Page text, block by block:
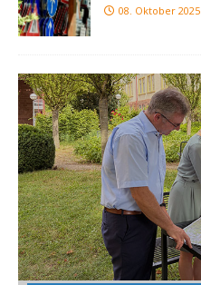
08. Oktober 2025